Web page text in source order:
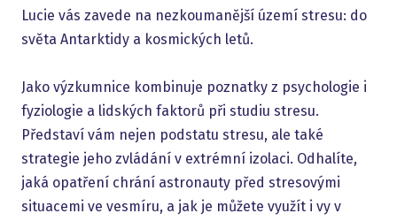
Lucie vás zavede na nezkoumanější území stresu: do
světa Antarktidy a kosmických letů.
Jako výzkumnice kombinuje poznatky z psychologie i
fyziologie a lidských faktorů při studiu stresu.
Představí vám nejen podstatu stresu, ale také
strategie jeho zvládání v extrémní izolaci. Odhalíte,
jaká opatření chrání astronauty před stresovými
situacemi ve vesmíru, a jak je můžete využít i vy v